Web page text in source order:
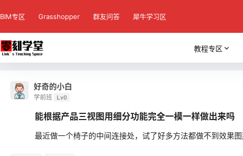
BIM专区 Grasshopper 群友问答 犀牛学习区
教程专区
好奇的小白
学前班 Lv0
能根据产品三视图用细分功能完全一模一样做出来吗
最近做一个椅子的中间连接处，试了好多方法都做不到效果